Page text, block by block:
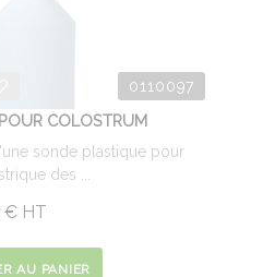
0110097
COLOSTRUM
sonde plastique pour
des ...
€HT
AU PANIER